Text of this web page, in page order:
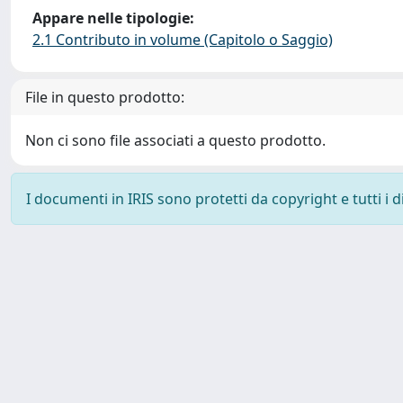
Appare nelle tipologie:
2.1 Contributo in volume (Capitolo o Saggio)
File in questo prodotto:
Non ci sono file associati a questo prodotto.
I documenti in IRIS sono protetti da copyright e tutti i